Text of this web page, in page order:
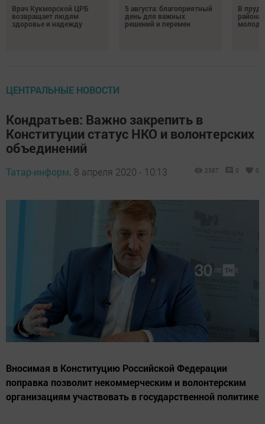
Врач Кукморской ЦРБ
возвращает людям
здоровье и надежду
5 августа: благоприятный
день для важных
решений и перемен
В
района
ЦЕНТРАЛЬНЫЕ НОВОСТИ
Кондратьев: Важно закрепить в
Конституции статус НКО и волонтерских
объединений
Татар-информ, 8 апреля 2020 - 10:13 2387 0 0
Вносимая в Конституцию Российской Федерации
поправка позволит некоммерческим и волонтерским
организациям участвовать в государственной политике